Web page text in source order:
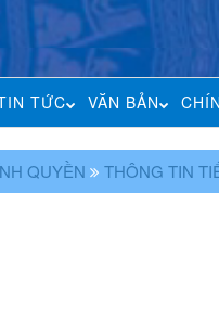
TỨC VĂN BẢN
QUYỀN THÔNG TIN